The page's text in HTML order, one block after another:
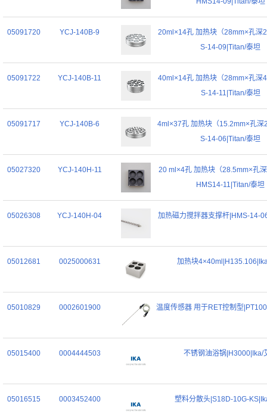
05091720 YCJ-140B-9
20ml×14孔 加热块（28mm×孔深
S-14-09|Titan/泰坦
05091722 YCJ-140B-11
40ml×14孔 加热块（28mm×孔深
S-14-11|Titan/泰坦
05091717 YCJ-140B-6
4ml×37孔 加热块（15.2mm×孔深
S-14-06|Titan/泰坦
05027320 YCJ-140H-11
20 ml×4孔 加热块（28.5mm×孔
HMS14-11|Titan/泰坦
05026308 YCJ-140H-04 加热磁力搅拌器支撑杆|HMS-14-
05012681 0025000631 加热块
05010829 0002601900 温度传感器 用于RET控制型
05015400 0004444503 不锈钢油浴锅|H3000|Ika/
05016515 0003452400 塑料分散头|S18D-10G-